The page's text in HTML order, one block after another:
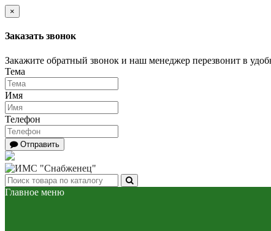
×
Заказать звонок
Закажите обратный звонок и наш менеджер перезвонит в
Тема
Имя
Телефон
Отправить
Главное меню